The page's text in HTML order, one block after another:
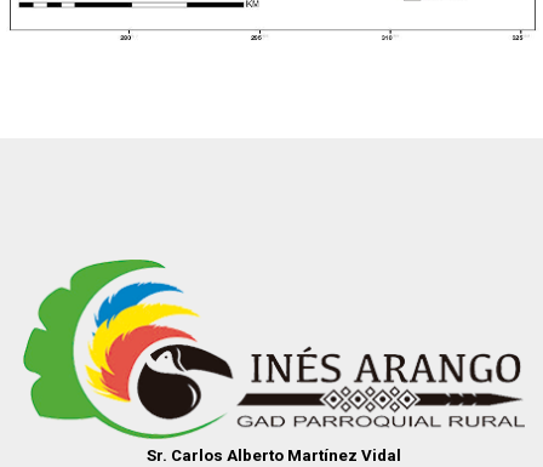
Sr. Carlos Alberto Martínez Vidal